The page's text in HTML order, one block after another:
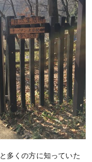
多くの方に知っていた